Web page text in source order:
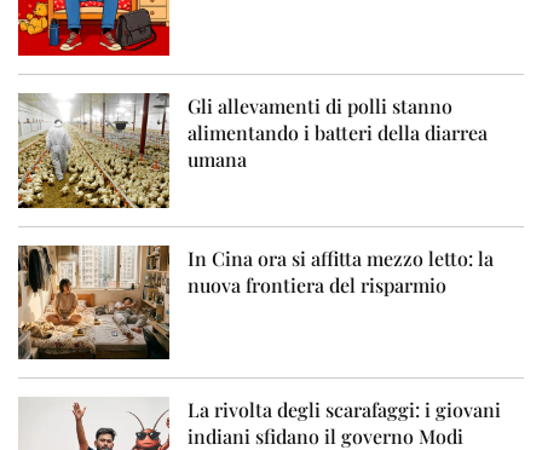
Gli allevamenti di polli stanno
alimentando i batteri della diarrea
umana
In Cina ora si affitta mezzo letto: la
nuova frontiera del risparmio
La rivolta degli scarafaggi: i giovani
indiani sfidano il governo Modi